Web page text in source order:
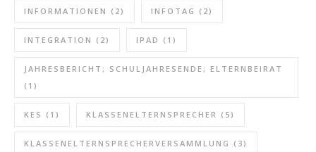
INFORMATIONEN (2) INFOTAG (2)
INTEGRATION (2) IPAD (1)
JAHRESBERICHT; SCHULJAHRESENDE; ELTERNBEIRAT
(1)
KES (1) KLASSENELTERNSPRECHER (5)
KLASSENELTERNSPRECHERVERSAMMLUNG (3)